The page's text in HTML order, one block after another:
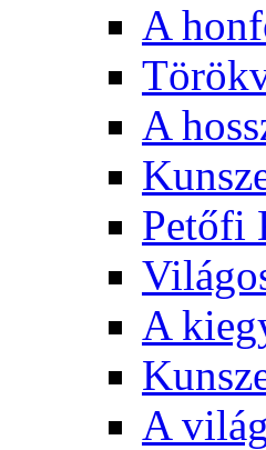
A
A
Petőfi
A
A